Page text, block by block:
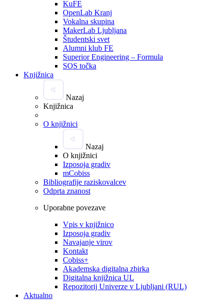
KuFE
OpenLab Kranj
Vokalna skupina
MakerLab Ljubljana
Študentski svet
Alumni klub FE
Superior Engineering – Formula
SOS točka
Knjižnica
Nazaj
Knjižnica
O knjižnici
Nazaj
O knjižnici
Izposoja gradiv
mCobiss
Bibliografije raziskovalcev
Odprta znanost
Uporabne povezave
Vpis v knjižnico
Izposoja gradiv
Navajanje virov
Kontakt
Cobiss+
Akademska digitalna zbirka
Digitalna knjižnica UL
Repozitorij Univerze v Ljubljani (RUL)
Aktualno